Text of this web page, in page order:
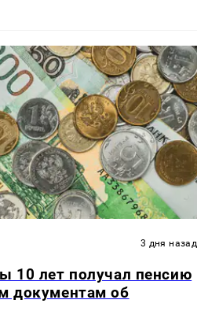
3 дня назад
10 лет получал пенсию
документам об